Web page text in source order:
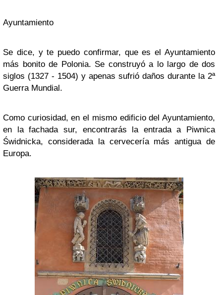
Ayuntamiento
Se dice, y te puedo confirmar, que es el Ayuntamiento
más bonito de Polonia. Se construyó a lo largo de dos
siglos (1327 - 1504) y apenas sufrió daños durante la 2ª
Guerra Mundial.
Como curiosidad, en el mismo edificio del Ayuntamiento,
en la fachada sur, encontrarás la entrada a Piwnica
Świdnicka, considerada la cervecería más antigua de
Europa.